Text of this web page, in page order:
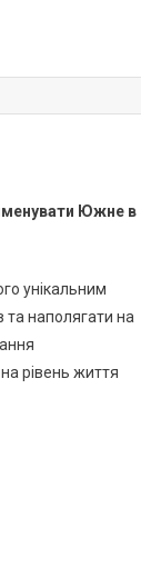
Южне в
унікальним
та наполягати на
рівень життя